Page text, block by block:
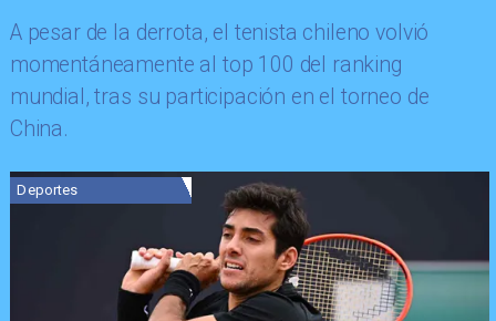
A pesar de la derrota, el tenista chileno volvió
momentáneamente al top 100 del ranking
mundial, tras su participación en el torneo de
China.
Deportes